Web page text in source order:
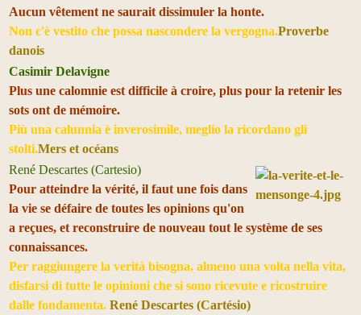
Aucun vêtement ne saurait dissimuler la honte.
Non c'è vestito che possa nascondere la vergogna.Proverbe
danois
Casimir Delavigne
Plus une calomnie est difficile à croire, plus pour la retenir les
sots ont de mémoire.
Più una calunnia è inverosimile, meglio la ricordano gli
stolti.Mers et océans
René Descartes (Cartesio)
Pour atteindre la vérité, il faut une fois dans
la vie se défaire de toutes les opinions qu'on
a reçues, et reconstruire de nouveau tout le système de ses
connaissances.
Per raggiungere la verità bisogna, almeno una volta nella vita,
disfarsi di tutte le opinioni che si sono ricevute e ricostruire
dalle fondamenta. René Descartes (Cartésio)